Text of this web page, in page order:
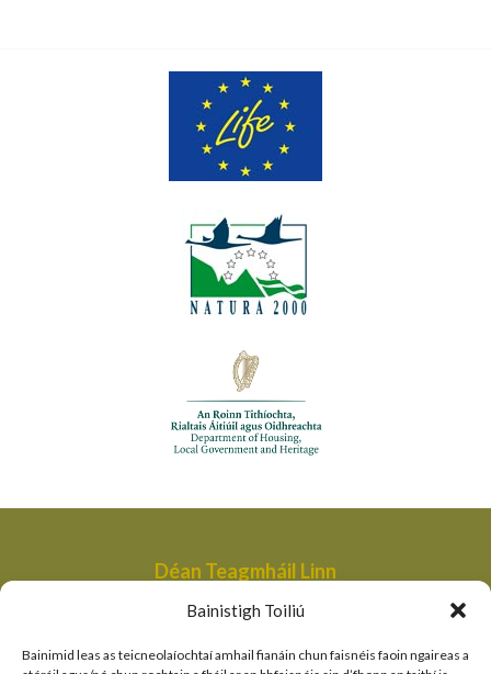
Bainistigh Toiliú
Bainimid leas as teicneolaíochtaí amhail fianáin chun faisnéis faoin ngaireas a
Déan Teagmháil Linn
Aonad Bainistithe na dTailte Móna,
An Roinn Tithíochta, Rialtais Áitiúil agus Oidhreachta,
Bóthair an Bhaile Nua,